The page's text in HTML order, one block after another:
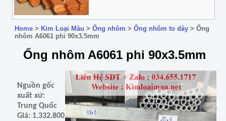
Home > Kim Loại Màu > Ống nhôm > Ống nhôm to dày > Ống
nhôm A6061 phi 90x3.5mm
Ống nhôm A6061 phi 90x3.5mm
Nguồn gốc
xuất xứ:
Trung Quốc
Giá: 1.332.800